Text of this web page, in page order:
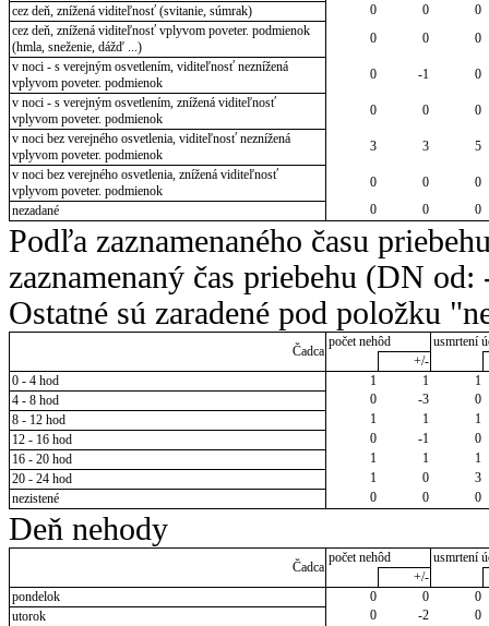
cez deň, znížená viditeľnosť (svitanie, súmrak)
0 0
0
cez deň, znížená viditeľnosť vplyvom poveter. podmienok
(hmla, sneženie, dážď ...)
0 0
0
v noci - s verejným osvetlením, viditeľnosť neznížená
vplyvom poveter. podmienok
0 -1
0
v noci - s verejným osvetlením, znížená viditeľnosť
vplyvom poveter. podmienok
0 0
0
v noci bez verejného osvetlenia, viditeľnosť neznížená
vplyvom poveter. podmienok
3 3
5
v noci bez verejného osvetlenia, znížená viditeľnosť
vplyvom poveter. podmienok
0 0
0
nezadané
0 0 0
Podľa zaznamenaného času
zaznamenaný čas priebehu (DN
Ostatné sú zaradené pod položku
Čadca
počet nehôd
usmrtení
+/-
0 - 4 hod
1 1
1
4 - 8 hod
0 -3
0
8 - 12 hod
1 1
1
12 - 16 hod
0 -1
0
16 - 20 hod
1 1
1
20 - 24 hod
1 0
3
nezistené
0 0 0
Deň nehody
Čadca
počet nehôd
usmrtení
+/-
pondelok
0 0
0
utorok
0 -2
0